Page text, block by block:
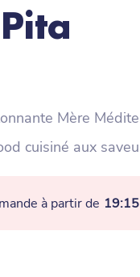
Mère
cuisiné aux
à partir de 19:15